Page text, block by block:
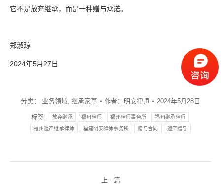
它不是放弃继承，而是一种赠与承诺。
郑淑琼
2024年5月27日
分类： 业务领域, 继承家事 作者： 明安律师 2024年5月28日
标签: 放弃继承 福州律师 福州律师事务所 福州继承律师
福州遗产继承律师 福建明安律师事务所 赠与合同 遗产赠与
上一篇